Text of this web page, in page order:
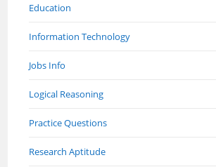
Education
Information Technology
Jobs Info
Logical Reasoning
Practice Questions
Research Aptitude